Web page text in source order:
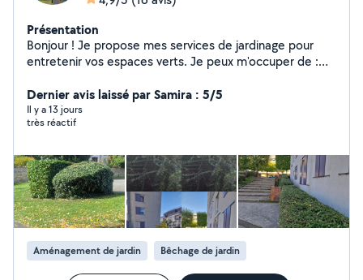
Présentation
Bonjour ! Je propose mes services de jardinage pour
entretenir vos espaces verts. Je peux m'occuper de :
Débroussaillage et désherbage Nettoyage du jardin Je
suis sérieux, ponctuel et équipé du matériel nécessaire.
Que votre jardin soit petit ou grand, je m'adapte à vos
Dernier avis laissé par Samira : 5/5
Il y a 13 jours
très réactif
Aménagement de jardin Bêchage de jardin